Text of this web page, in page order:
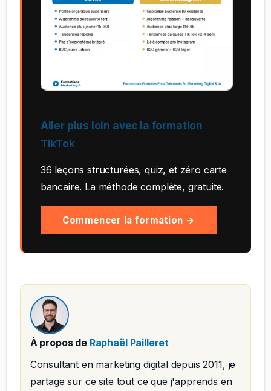
Aller plus loin avec la formation
TikTok
36 leçons structurées, quiz, et zéro carte
bancaire. La méthode complète, gratuite.
Commencer la formation →
À propos de Raphaël Pailleret
Consultant en marketing digital depuis 2011, je
partage sur ce site tout ce que j'apprends en